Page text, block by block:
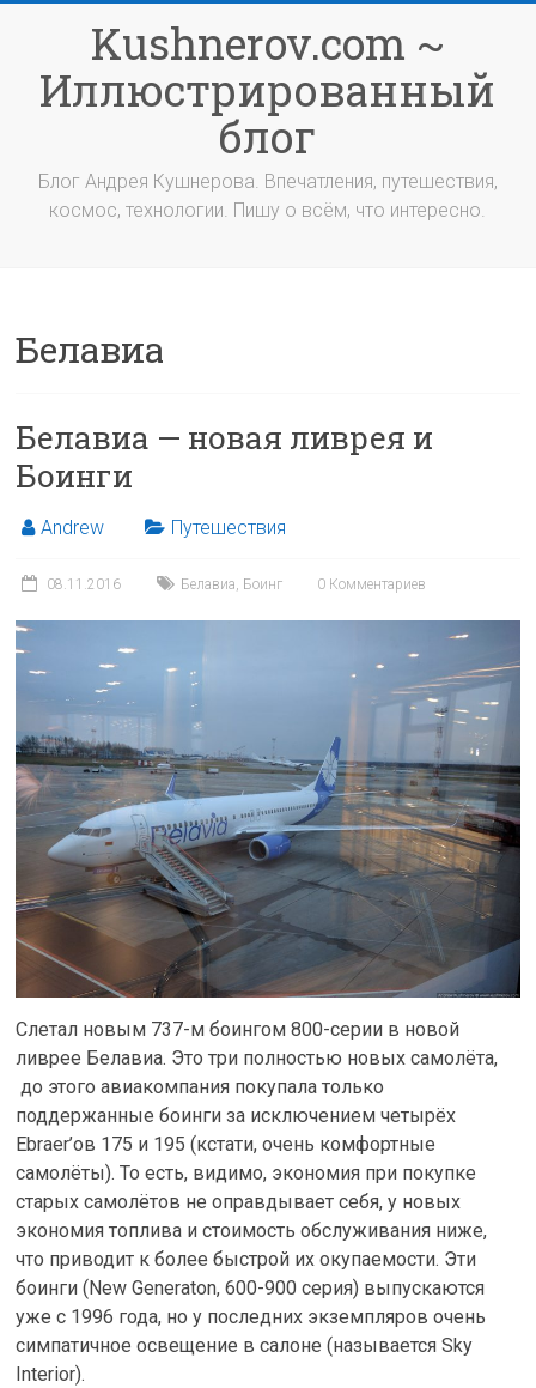
содержимомуKushnerov.com ~
Иллюстрированный
блог
Блог Андрея Кушнерова. Впечатления, путешествия,
космос, технологии. Пишу о всём, что интересно.
Белавиа
Белавиа — новая ливрея и
Боинги
Andrew Путешествия
08.11.2016 Белавиа, Боинг 0 Комментариев
Слетал новым 737-м боингом 800-серии в новой
ливрее Белавиа. Это три полностью новых самолёта,
до этого авиакомпания покупала только
поддержанные боинги за исключением четырёх
Ebraer’ов 175 и 195 (кстати, очень комфортные
самолёты). То есть, видимо, экономия при покупке
старых самолётов не оправдывает себя, у новых
экономия топлива и стоимость обслуживания ниже,
что приводит к более быстрой их окупаемости. Эти
боинги (New Generaton, 600-900 серия) выпускаются
уже с 1996 года, но у последних экземпляров очень
симпатичное освещение в салоне (называется Sky
Interior).